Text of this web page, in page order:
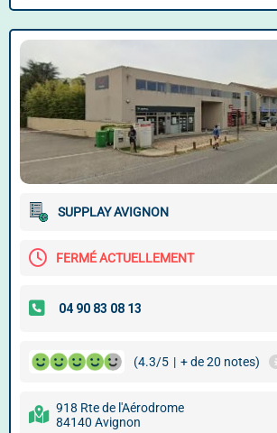
SUPPLAY AVIGNON
FERMÉ ACTUELLEMENT
(4.3/5 | + de 20 notes)
918 Rte de l'Aérodrome
84140 Avignon